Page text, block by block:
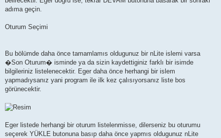
adıma geçin.
Oturum Seçimi
Bu bölümde daha önce tamamlamıs oldugunuz bir nLite islemi varsa
�Son Oturum� isminde ya da sizin kaydettiginiz farklı bir isimde
bilgileriniz listelenecektir. Eger daha önce herhangi bir islem
yapmadıysanız yani program ile ilk kez çalısıyorsanız liste bos
görünecektir.
Eger listede herhangi bir oturum listelenmisse, dilerseniz bu oturumu
seçerek YÜKLE butonuna basıp daha önce yapmıs oldugunuz nLite